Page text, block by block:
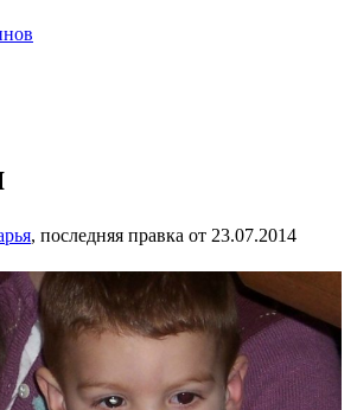
, последняя правка от 23.07.2014